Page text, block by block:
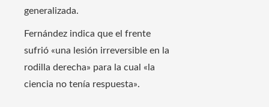
generalizada.
Fernández indica que el frente
sufrió «una lesión irreversible en la
rodilla derecha» para la cual «la
ciencia no tenía respuesta».